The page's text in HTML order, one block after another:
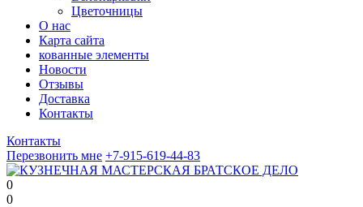
Цветочницы
О нас
Карта сайта
кованные элементы
Новости
Отзывы
Доставка
Контакты
Контакты
Перезвонить мне +7-915-619-44-83
0
0